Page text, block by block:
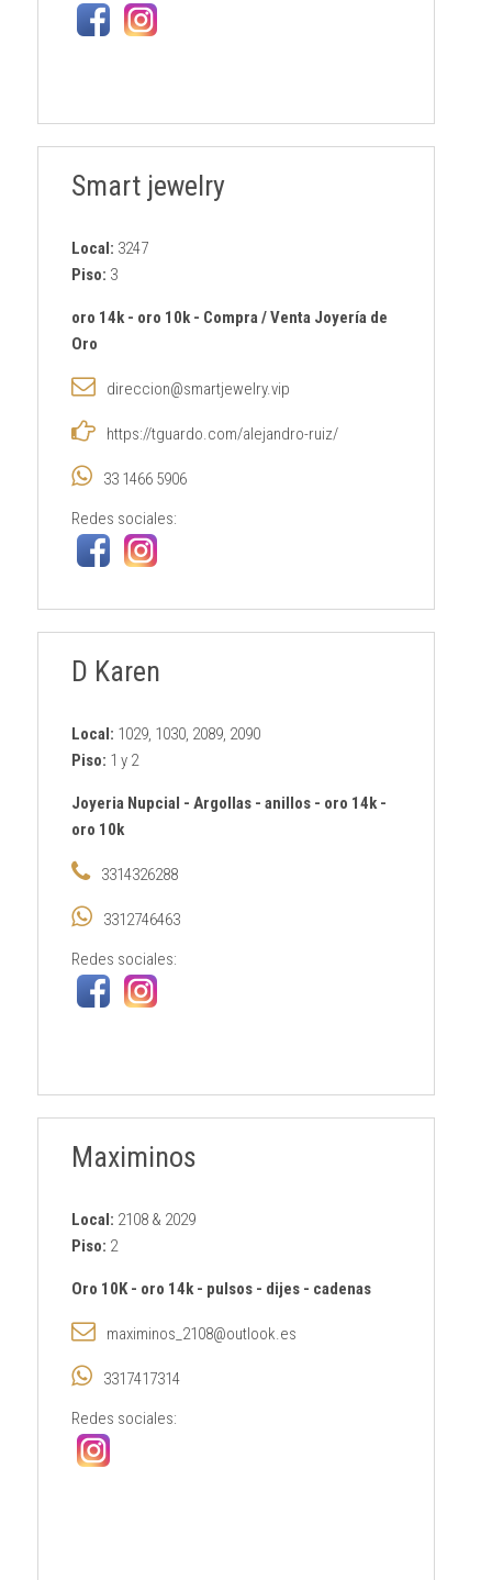
Smart jewelry
Local: 3247
Piso: 3
oro 14k- oro 10k- Compra / Venta Joyería de
Oro
direccion@smartjewelry.vip
https://tguardo.com/alejandro-ruiz/
33 1466 5906
Redes sociales:
D Karen
Local: 1029, 1030, 2089, 2090
Piso: 1 y 2
Joyeria Nupcial - Argollas- anillos- oro 14k-
oro 10k
3314326288
3312746463
Redes sociales:
Maximinos
Local: 2108 & 2029
Piso: 2
Oro 10K- oro 14k- pulsos- dijes- cadenas
maximinos_2108@outlook.es
3317417314
Redes sociales: